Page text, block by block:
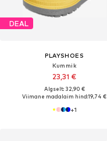
DEAL
PLAYSHOES
Kummik
23,31 €
Algselt: 32,90 €
Viimane madalaim hind:19,74 €
+1